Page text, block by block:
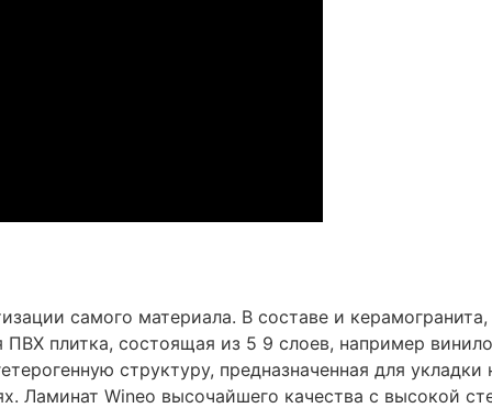
самого материала. В составе и
ПВХ плитка, состоящая из 5 9 слоев, например
структуру, предназначенная для
Ламинат Wineo высочайшего качества с высокой